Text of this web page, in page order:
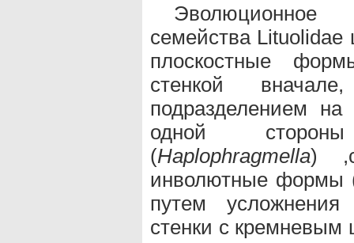
Эволюционное
семейства
плоскостные
стенкой
подразделением
одной
(Нaplophragmella) ,с
инволютные формы
путем усложнения
стенки с кремневым